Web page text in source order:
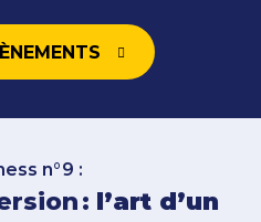
n°9 :
: l’art d’un